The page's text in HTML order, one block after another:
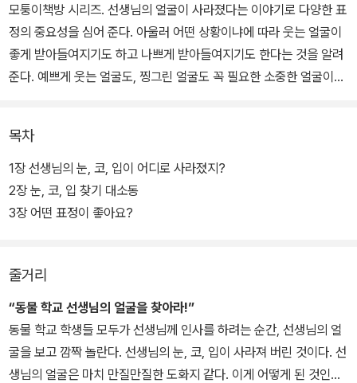
모퉁이책방 시리즈. 선생님의 얼굴이 사라졌다는 이야기로 다양한 표
정의 중요성을 심어 준다. 아울러 어떤 상황이냐에 따라 웃는 얼굴이
좋게 받아들여지기도 하고 나쁘게 받아들여지기도 한다는 것을 알려
준다. 예쁘게 웃는 얼굴도, 찡그린 얼굴도 꼭 필요한 소중한 얼굴이다.
굴을 보고 깜짝 놀란다. 선생님의 눈, 코, 입이 사라져 버린 것이다. 선
생님의 얼굴은 마치 만질만질한 도화지 같다. 이게 어떻게 된 것인지
선생님도, 동물 학교 친구들도 어리둥절하다. 동물 친구들은 선생님
의 눈, 코, 입을 다 같이 찾기로 한다.
얼굴, 찡그린 얼굴, 화를 내는 얼굴. 어떤 게 진짜 선생님의 얼굴일까?
밖으로 나간 동물 친구들은 좋은 얼굴도, 나쁜 얼굴도 찾아오는데….
목차
1장 선생님의 눈, 코, 입이 어디로 사라졌지?
2장 눈, 코, 입 찾기 대소동
3장 어떤 표정이 좋아요?
줄거리
“동물 학교 선생님의 얼굴을 찾아라!”
동물 학교 학생들 모두가 선생님께 인사를 하려는 순간, 선생님의 얼
굴을 보고 깜짝 놀란다. 선생님의 눈, 코, 입이 사라져 버린 것이다. 선
생님의 얼굴은 마치 만질만질한 도화지 같다. 이게 어떻게 된 것인지